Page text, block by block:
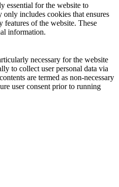
essential for the website to
includes cookies that ensures
features of the website. These
information.
necessary for the website
to collect user personal data via
are termed as non-necessary
user consent prior to running